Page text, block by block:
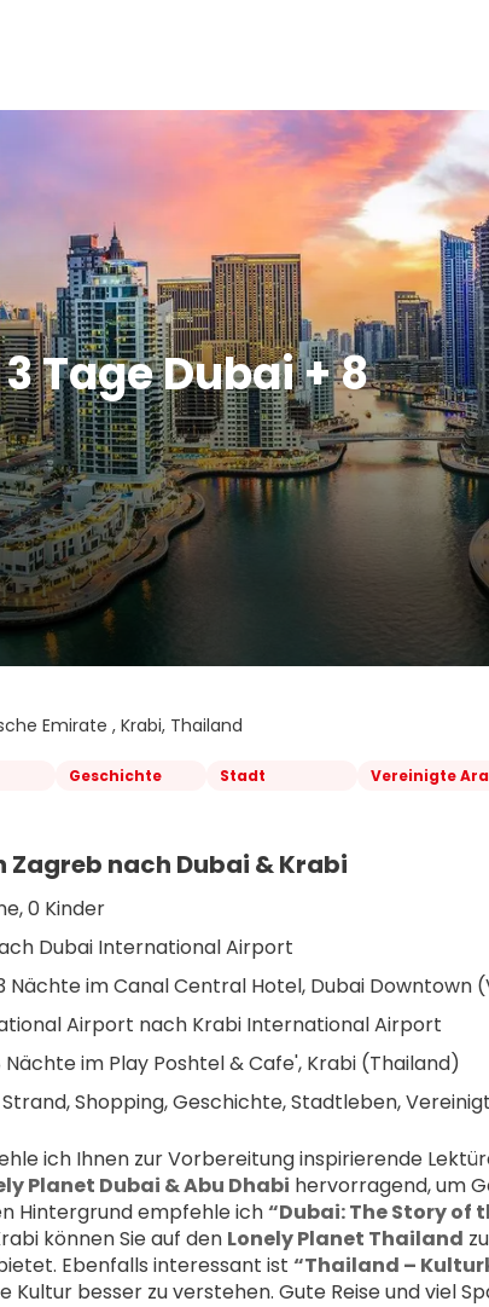
Tage Dubai + 8
Emirate , Krabi, Thailand
Geschichte Stadt
Vereinigte
Zagreb nach Dubai & Krabi
0 Kinder
Dubai International Airport
Nächte im Canal Central Hotel, Dubai Downtown
Airport nach Krabi International Airport
Nächte im Play Poshtel & Cafe', Krabi (Thailand)
Strand, Shopping, Geschichte, Stadtleben,
ich Ihnen zur Vorbereitung inspirierende
Planet Dubai & Abu Dhabi hervorragend, um
Hintergrund empfehle ich “Dubai: The Story of
können Sie auf den Lonely Planet Thailand
Ebenfalls interessant ist “Thailand –
Kultur besser zu verstehen. Gute Reise und viel